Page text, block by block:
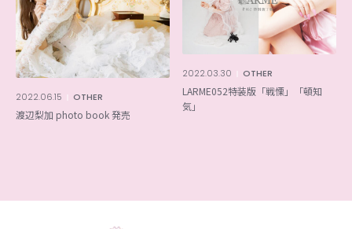
2022.06.15 OTHER
渡辺梨加 photo book 発売
2022.03.30 OTHER
LARME052特装版「戦慄」「頓知
気」